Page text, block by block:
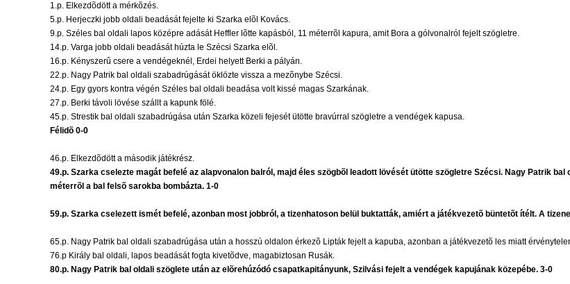
1.p. Elkezdõdött a mérkõzés.
5.p. Herjeczki jobb oldali beadását fejelte ki Szarka elõl Kovács.
9.p. Széles bal oldali lapos középre adását Heffler lõtte kapásból, 11 méterrõl kapura, amit Bora a gólvonalról fejelt szögletre.
14.p. Varga jobb oldali beadását húzta le Szécsi Szarka elõl.
16.p. Kényszerû csere a vendégeknél, Erdei helyett Berki a pályán.
22.p. Nagy Patrik bal oldali szabadrúgását öklözte vissza a mezõnybe Szécsi.
24.p. Egy gyors kontra végén Széles bal oldali beadása volt kissé magas Szarkának.
27.p. Berki távoli lövése szállt a kapunk fölé.
45.p. Strestik bal oldali szabadrúgása után Szarka közeli fejesét ütötte bravúrral szögletre a vendégek kapusa.
Félidõ 0-0
46.p. Elkezdõdött a második játékrész.
49.p. Szarka cselezte magát befelé az alapvonalon balról, majd éles szögbõl leadott lövését ütötte szögletre Szécsi. Nagy Patrik
méterrõl a bal felsõ sarokba bombázta. 1-0
59.p. Szarka cselezett ismét befelé, azonban most jobbról, a tizenhatoson belül buktatták, amiért a játékvezetõ büntetõt ítélt. A
65.p. Nagy Patrik bal oldali szabadrúgása után a hosszú oldalon érkezõ Lipták fejelt a kapuba, azonban a játékvezetõ les miatt
76.p Király bal oldali, lapos beadását fogta kivetõdve, magabiztosan Rusák.
80.p. Nagy Patrik bal oldali szöglete után az elõrehúzódó csapatkapitányunk, Szilvási fejelt a vendégek kapujának közepébe. 3-0